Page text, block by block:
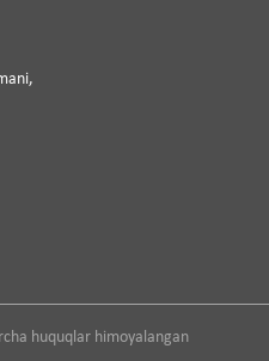
huquqlar himoyalangan